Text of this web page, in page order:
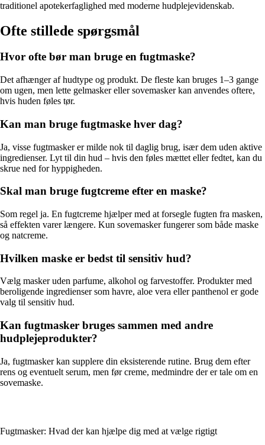
traditionel apotekerfaglighed med moderne hudplejevidenskab.
Ofte stillede spørgsmål
Hvor ofte bør man bruge en fugtmaske?
Det afhænger af hudtype og produkt. De fleste kan bruges 1–3 gange
om ugen, men lette gelmasker eller sovemasker kan anvendes oftere,
hvis huden føles tør.
Kan man bruge fugtmaske hver dag?
Ja, visse fugtmasker er milde nok til daglig brug, især dem uden aktive
ingredienser. Lyt til din hud – hvis den føles mættet eller fedtet, kan du
skrue ned for hyppigheden.
Skal man bruge fugtcreme efter en maske?
Som regel ja. En fugtcreme hjælper med at forsegle fugten fra masken,
så effekten varer længere. Kun sovemasker fungerer som både maske
og natcreme.
Hvilken maske er bedst til sensitiv hud?
Vælg masker uden parfume, alkohol og farvestoffer. Produkter med
beroligende ingredienser som havre, aloe vera eller panthenol er gode
valg til sensitiv hud.
Kan fugtmasker bruges sammen med andre
hudplejeprodukter?
Ja, fugtmasker kan supplere din eksisterende rutine. Brug dem efter
rens og eventuelt serum, men før creme, medmindre der er tale om en
sovemaske.
Fugtmasker: Hvad der kan hjælpe dig med at vælge rigtigt